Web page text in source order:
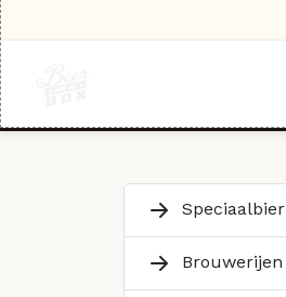
Speciaalbier
Brouwerijen